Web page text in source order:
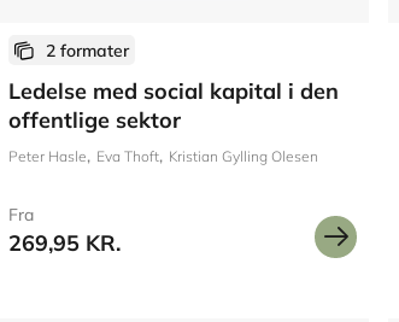
2 formater
Ledelse med social kapital i den
offentlige sektor
Peter Hasle Eva Thoft Kristian Gylling Olesen
Fra
269,95 KR.